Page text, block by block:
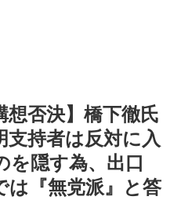
想否決】橋下徹氏
支持者は反対に入
を隠す為、出口
は『無党派』と答